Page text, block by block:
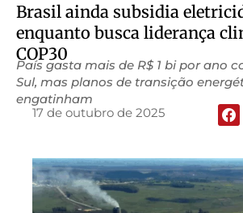
Brasil ainda subsidia
enquanto busca liderança
COP30
País gasta mais de R$ 1 bi por ano
Sul, mas planos de transição
engatinham
17 de outubro de 2025